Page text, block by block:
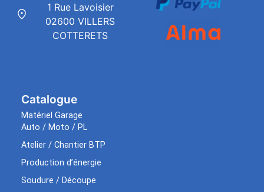
Catalogue
Matériel Garage
Auto / Moto / PL
Atelier / Chantier BTP
Production d’énergie
Soudure / Découpe
1 Rue Lavoisier
02600 VILLERS
COTTERETS